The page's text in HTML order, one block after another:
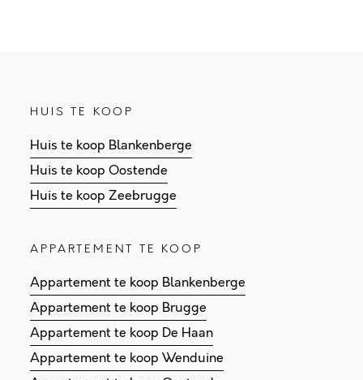
HUIS TE KOOP
Huis te koop Blankenberge
Huis te koop Oostende
Huis te koop Zeebrugge
APPARTEMENT TE KOOP
Appartement te koop Blankenberge
Appartement te koop Brugge
Appartement te koop De Haan
Appartement te koop Wenduine